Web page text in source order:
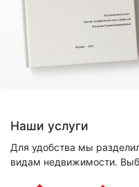
Наши услуги
Для удобства мы
видам недвижимости.